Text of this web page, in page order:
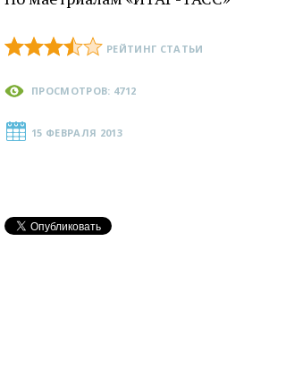
РЕЙТИНГ СТАТЬИ
ПРОСМОТРОВ: 4712
15 ФЕВРАЛЯ 2013